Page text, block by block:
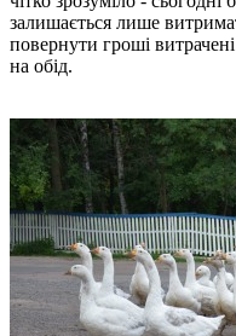
залишається лише
повернути гроші
на обід.